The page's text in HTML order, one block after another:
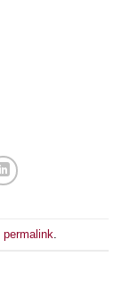
permalink